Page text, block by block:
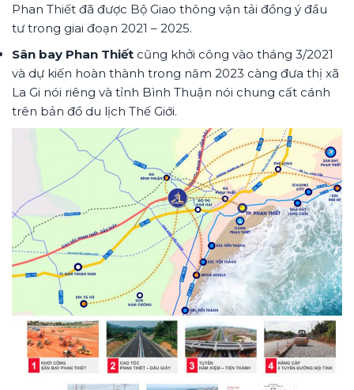
Phan Thiết đã được Bộ Giao thông vận tải đồng ý đầu
tư trong giai đoạn 2021 – 2025.
Sân bay Phan Thiết cũng khởi công vào tháng 3/2021
và dự kiến hoàn thành trong năm 2023 càng đưa thị xã
La Gi nói riêng và tỉnh Bình Thuận nói chung cất cánh
trên bản đồ du lịch Thế Giới.